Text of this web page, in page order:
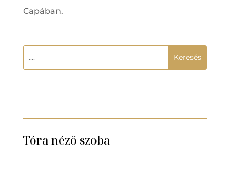
Capában.
Tóra néző szoba